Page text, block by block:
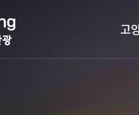
고